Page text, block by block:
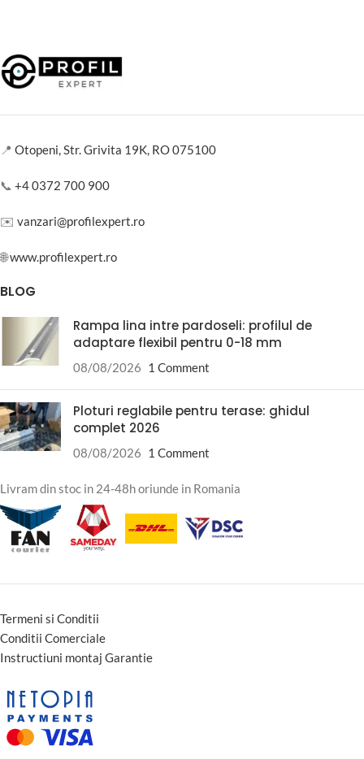
📍 Otopeni, Str. Grivita 19K, RO 075100
📞 +4 0372 700 900
✉️ vanzari@profilexpert.ro
🌐www.profilexpert.ro
BLOG
Rampa lina intre pardoseli: profilul de
adaptare flexibil pentru 0-18 mm
08/08/2026 1 Comment
Ploturi reglabile pentru terase: ghidul
complet 2026
08/08/2026 1 Comment
Livram din stoc in 24-48h oriunde in Romania
Termeni si Conditii
Conditii Comerciale
Instructiuni montaj Garantie